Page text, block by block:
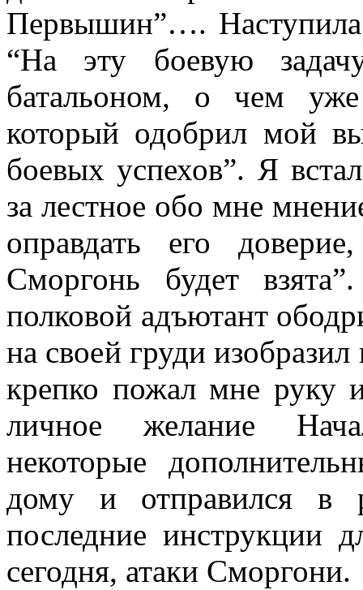
Первышин”….
“На эту боевую
батальоном, о чем
который одобрил мой
боевых успехов”. Я
за лестное обо мне
оправдать его
Сморгонь будет
полковой адъютант
на своей груди
крепко пожал мне руку и
личное желание
некоторые
дому и отправился в
последние инструкции
сегодня, атаки Сморгони.